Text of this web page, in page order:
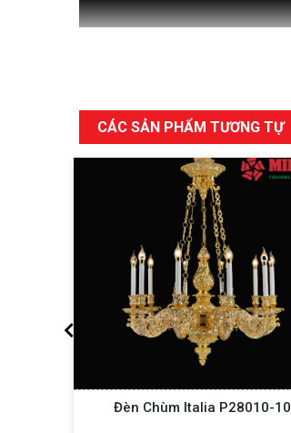
CÁC SẢN PHẨM TƯƠNG TỰ
Đèn Chùm Italia P28010-10